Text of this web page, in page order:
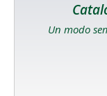
Un modo